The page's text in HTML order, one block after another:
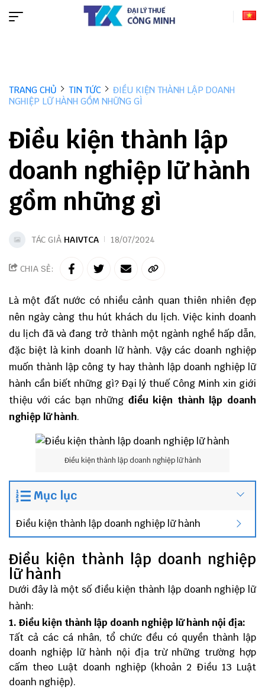
TRANG CHỦ TIN TỨC
ĐIỀU KIỆN THÀNH LẬP DOANH
NGHIỆP LỮ HÀNH GỒM NHỮNG GÌ
Điều kiện thành lập
doanh nghiệp lữ hành
gồm những gì
TÁC GIẢ HAIVTCA 18/07/2024
CHIA SẺ:
Là một đất nước có nhiều cảnh quan thiên nhiên đẹp
nên ngày càng thu hút khách du lịch. Việc kinh doanh
du lịch đã và đang trở thành một ngành nghề hấp dẫn,
đặc biệt là kinh doanh lữ hành. Vậy các doanh nghiệp
muốn thành lập công ty hay thành lập doanh nghiệplữ
hành cần biết những gì? Đại lý thuế Công Minh xin giới
thiệu với các bạn những điều kiện thành lập doanh
nghiệp lữ hành.
Điều kiện thành lập doanh nghiệp lữ hành
Mục lục
Điều kiện thành lập doanh nghiệp lữ hành
Điều kiện thành lập doanh nghiệp
lữ hành
Dưới đây là một số điều kiện thành lập doanh nghiệp lữ
hành:
1. Điều kiện thành lập doanh nghiệp lữ hành nội địa:
Tất cả các cá nhân, tổ chức đều có quyền thành lập
doanh nghiệp lữ hành nội địa trừ những trường hợp
cấm theo Luật doanh nghiệp (khoản 2 Điều 13 Luật
doanh nghiệp).